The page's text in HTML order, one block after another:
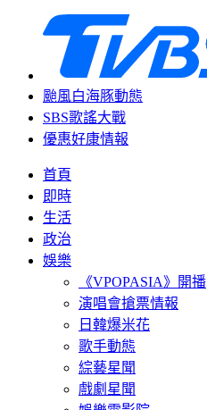
颱風白海豚動態
SBS歌謠大戰
優惠好康情報
首頁
即時
生活
政治
娛樂
《VPOPASIA》開播
演唱會搶票情報
日韓爆米花
歌手動態
綜藝星聞
戲劇星聞